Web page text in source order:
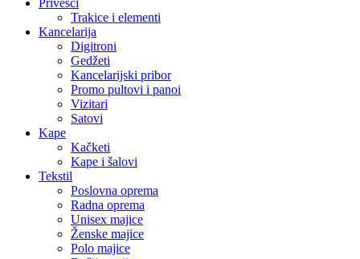
Privesci
Trakice i elementi
Kancelarija
Digitroni
Gedžeti
Kancelarijski pribor
Promo pultovi i panoi
Vizitari
Satovi
Kape
Kačketi
Kape i šalovi
Tekstil
Poslovna oprema
Radna oprema
Unisex majice
Ženske majice
Polo majice